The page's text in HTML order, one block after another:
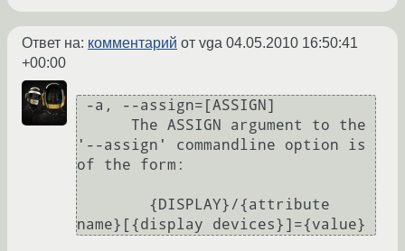
Ответ на: комментарий от vga 04.05.2010 16:50:41
+00:00
'--assign' commandline option is
of the form: